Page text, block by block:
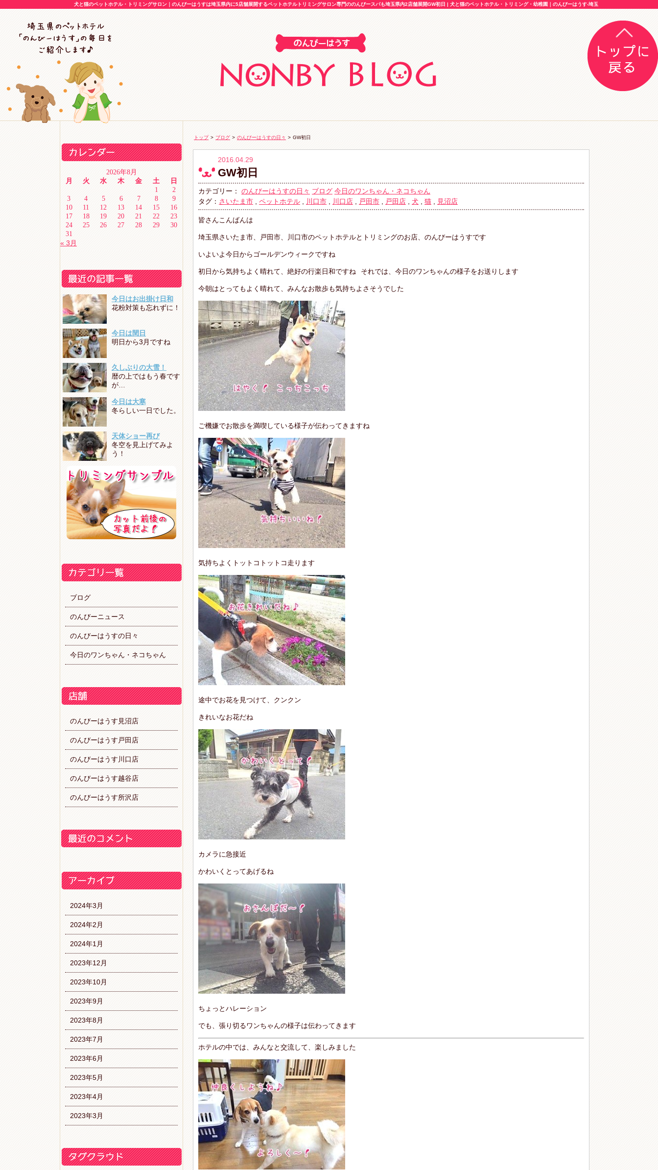
犬と猫のペットホテル・トリミングサロン｜のんびーはうすは埼玉県内に5店舗展開するペットホテルトリミングサロン専門ののんびースパも埼玉県内2店舗展開GW初日 | 犬と猫のペットホテル・トリミング・幼稚園｜のんびーはうす-埼玉
2026年8月
月
火 水 木 金 土
日
1
2
3
4 5 6 7 8
9
10
11 12 13 14 15
16
17
18 19 20 21 22
23
24
25 26 27 28 29
30
31
« 3月
今日はお出掛け日和
花粉対策も忘れずに！
今日は閏日
明日から3月ですね
久しぶりの大雪！
暦の上ではもう春です
が…
今日は大寒
冬らしい一日でした。
天体ショー再び
冬空を見上げてみよ
う！
ブログ
のんびーニュース
のんびーはうすの日々
今日のワンちゃん・ネコちゃん
のんびーはうす見沼店
のんびーはうす戸田店
のんびーはうす川口店
のんびーはうす越谷店
のんびーはうす所沢店
2024年3月
2024年2月
2024年1月
2023年12月
2023年10月
2023年9月
2023年8月
2023年7月
2023年6月
2023年5月
2023年4月
2023年3月
トップ > ブログ > のんびーはうすの日々 > GW初日
2016.04.29
GW初日
カテゴリー： のんびーはうすの日々 ブログ 今日のワンちゃん・ネコちゃん
タグ： さいたま市 ペットホテル 川口市 川口店 戸田市 戸田店 犬 猫 見沼店
皆さんこんばんは
埼玉県さいたま市、戸田市、川口市のペットホテルとトリミングのお店、のんびーはうすです
いよいよ今日からゴールデンウィークですね
初日から気持ちよく晴れて、絶好の行楽日和ですね それでは、今日のワンちゃんの様子をお送りします
今朝はとってもよく晴れて、みんなお散歩も気持ちよさそうでした
ご機嫌でお散歩を満喫している様子が伝わってきますね
気持ちよくトットコトットコ走ります
途中でお花を見つけて、クンクン
きれいなお花だね
カメラに急接近
かわいくとってあげるね
ちょっとハレーション
でも、張り切るワンちゃんの様子は伝わってきます
ホテルの中では、みんなと交流して、楽しみました